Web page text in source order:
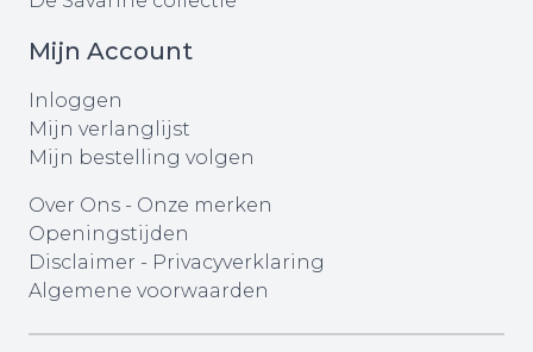
Mijn Account
Inloggen
Mijn verlanglijst
Mijn bestelling volgen
Over Ons - Onze merken
Openingstijden
Disclaimer - Privacyverklaring
Algemene voorwaarden